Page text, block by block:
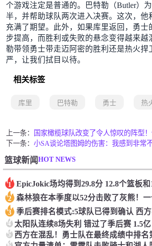
个游戏注定是普通的。巴特勒（Butler）
半，并帮助球队两次进入决赛。这次，他
充满了期望。此外，如果库里返回，勇士
步提高，而胜利或失败的悬念变得越来越
勒带领勇士带走迈阿密的胜利还是热火捍
严，让我们拭目以待。
相关标签
库里 巴特勒 勇士 热
上一条：
国家橄榄球队改变了令人惊叹的阵型
下一条：
篮球新闻HOT NEWS
1
2
3 季后赛排名模式:5球队已得到确认 西
4 太阳队连续8场失利 错过了季后赛 1.5
5